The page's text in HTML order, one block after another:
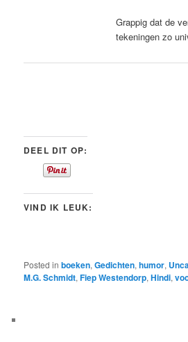
Grappig dat de
tekeningen zo
DEEL DIT OP:
VIND IK LEUK:
Posted in boeken,Gedichten,humor,
M.G. Schmidt,Fiep Westendorp,Hindi,